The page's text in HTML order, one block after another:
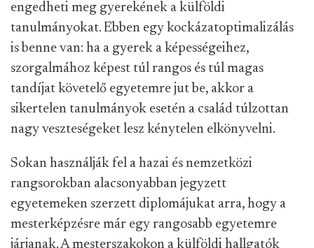
engedheti meg gyerekének a külföldi
tanulmányokat. Ebben egy kockázatoptimalizálás
is benne van: ha a gyerek a képességeihez,
szorgalmához képest túl rangos és túl magas
tandíjat követelő egyetemre jut be, akkor a
sikertelen tanulmányok esetén a család túlzottan
nagy veszteségeket lesz kénytelen elkönyvelni.
Sokan használják fel a hazai és nemzetközi
rangsorokban alacsonyabban jegyzett
egyetemeken szerzett diplomájukat arra, hogy a
mesterképzésre már egy rangosabb egyetemre
járjanak. A mesterszakokon a külföldi hallgatók